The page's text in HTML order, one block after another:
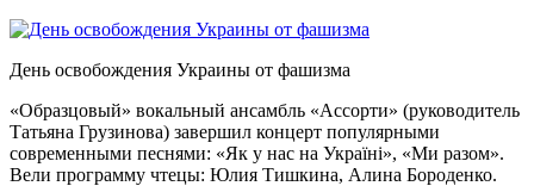
День освобождения Украины от фашизма
«Образцовый» вокальный ансамбль «Ассорти» (руководитель
Татьяна Грузинова) завершил концерт популярными
современными песнями: «Як у нас на Україні», «Ми разом».
Вели программу чтецы: Юлия Тишкина, Алина Бороденко.